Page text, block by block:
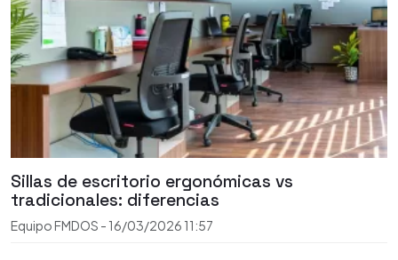
Sillas de escritorio ergonómicas vs
tradicionales: diferencias
Equipo FMDOS - 16/03/2026 11:57